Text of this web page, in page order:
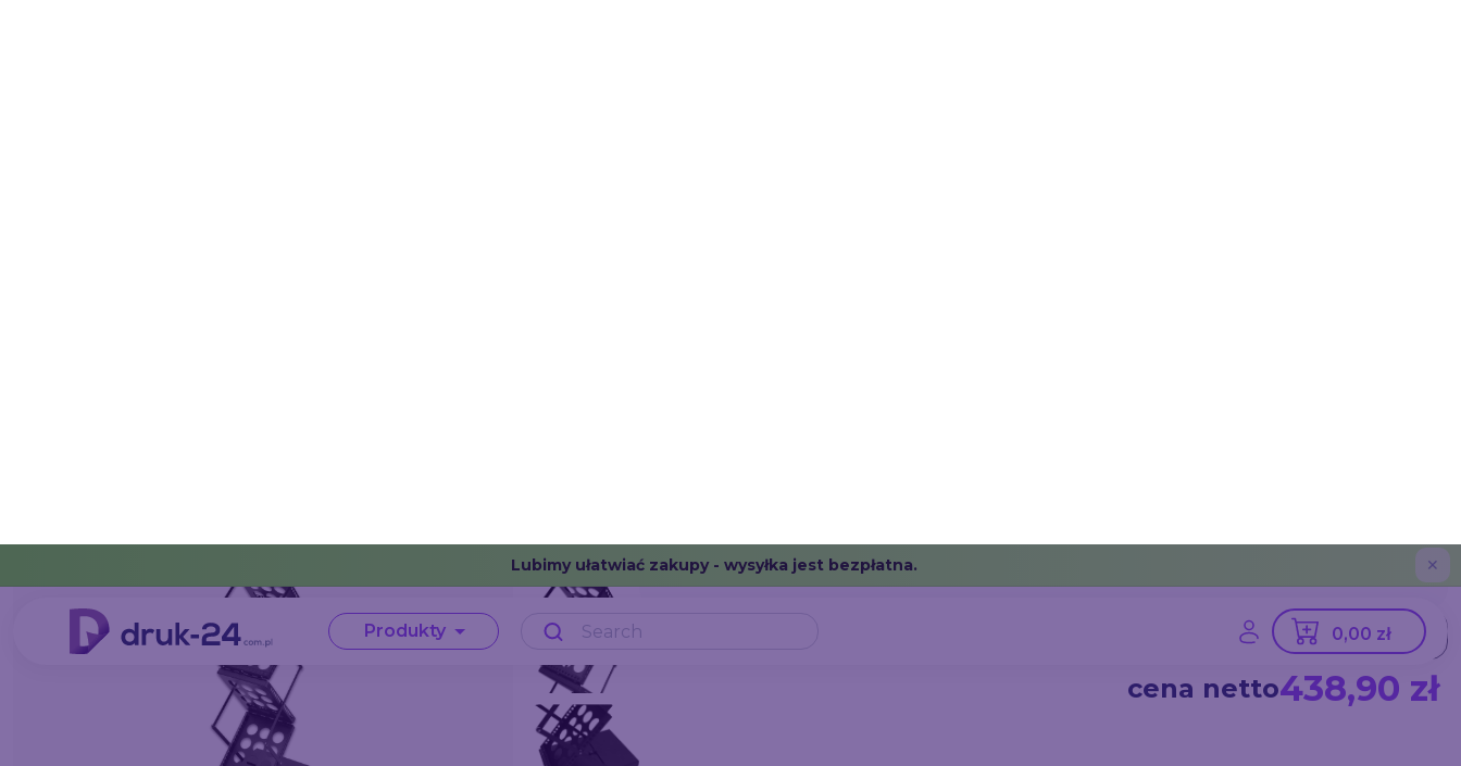
cena netto438,90 zł